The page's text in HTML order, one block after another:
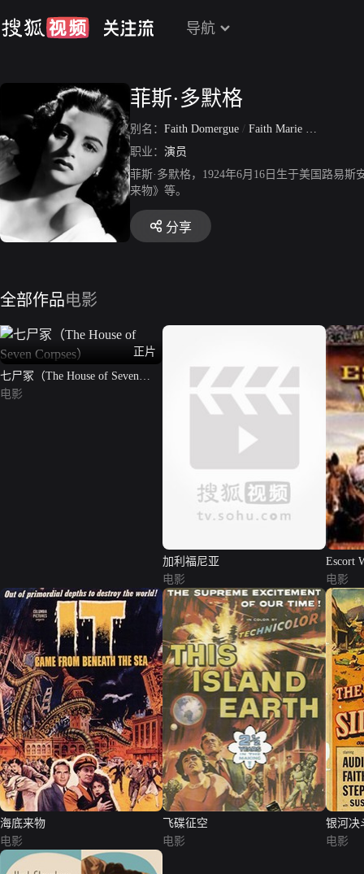
导航
菲斯·多默格
别名： Faith Domergue / Faith Marie Domergue
职业： 演员
菲斯·多默格，1924年6月16日生于美国路易
来物》等。
分享
全部作品电影
正片
七尸冢（The House of Seven
Corpses）
电影
加利福尼亚
电影
Escort
电影
海底来物
电影
飞碟征空
电影
银河决
电影